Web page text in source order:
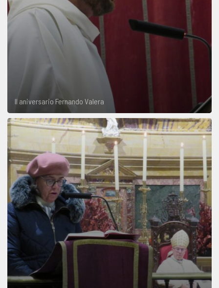
II aniversario Fernando Valera